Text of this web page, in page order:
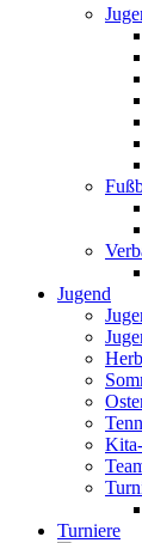
Jugend
Turniere